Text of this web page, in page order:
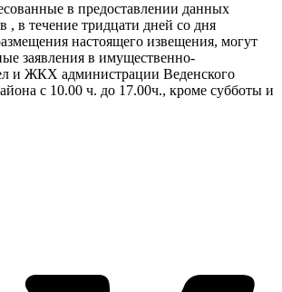
в предоставлении данных
, в течение тридцати дней со дня
настоящего извещения, могут
заявления в имущественно-
и ЖКХ администрации Веденского
с 10.00 ч. до 17.00ч., кроме субботы и